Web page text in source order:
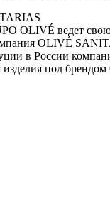
OLIVÉ ведет
OLIVÉ
в России
под